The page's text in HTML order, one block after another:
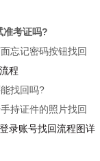
准考证吗?
忘记密码按钮找回
程
找回吗?
持证件的照片找回
录账号找回流程图详